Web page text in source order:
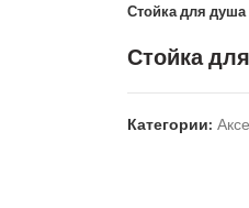
Стойка для
Стойка
Категории: